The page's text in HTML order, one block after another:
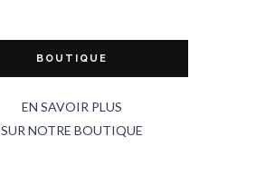
BOUTIQUE
EN SAVOIR PLUS
SUR NOTRE BOUTIQUE